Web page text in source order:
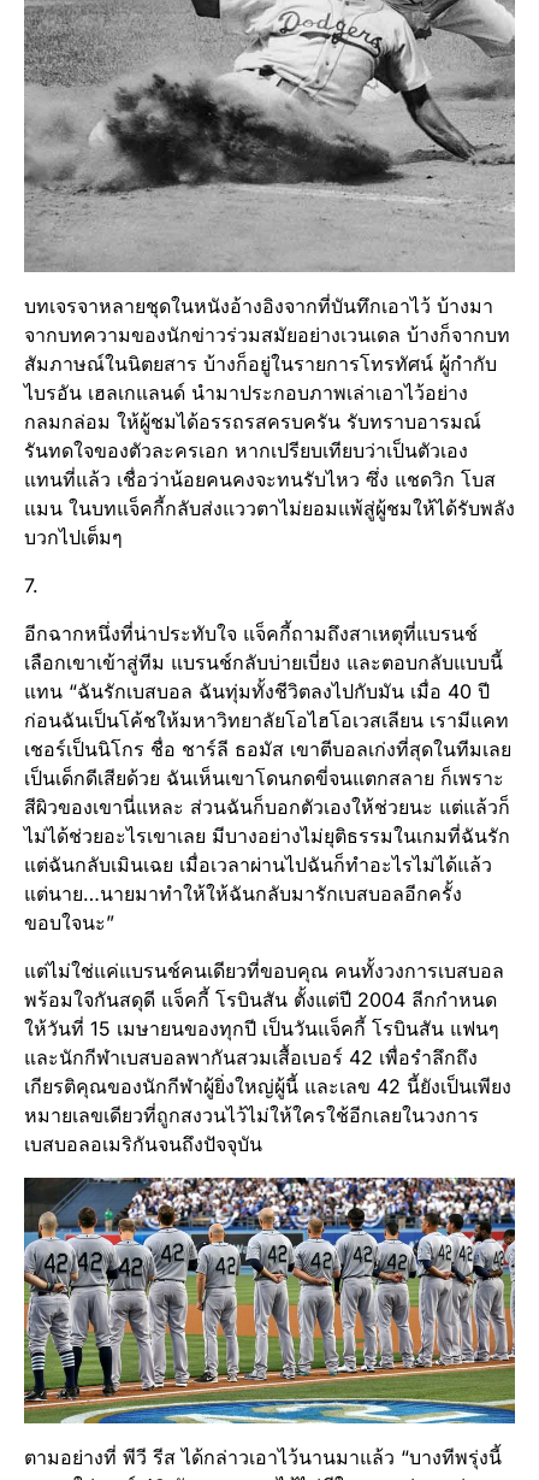
บทเจรจาหลายชุดในหนังอ้างอิงจากที่บันทึกเอาไว้ บ้างมา
จากบทความของนักข่าวร่วมสมัยอย่างเวนเดล บ้างก็จากบท
สัมภาษณ์ในนิตยสาร บ้างก็อยู่ในรายการโทรทัศน์ ผู้กำกับ
ไบรอัน เฮลเกแลนด์ นำมาประกอบภาพเล่าเอาไว้อย่าง
กลมกล่อม ให้ผู้ชมได้อรรถรสครบครัน รับทราบอารมณ์
รันทดใจของตัวละครเอก หากเปรียบเทียบว่าเป็นตัวเอง
แทนที่แล้ว เชื่อว่าน้อยคนคงจะทนรับไหว ซึ่ง แชดวิก โบส
แมน ในบทแจ็คกี้กลับส่งแววตาไม่ยอมแพ้สู่ผู้ชมให้ได้รับพลัง
บวกไปเต็มๆ
7.
อีกฉากหนึ่งที่น่าประทับใจ แจ็คกี้ถามถึงสาเหตุที่แบรนช์
เลือกเขาเข้าสู่ทีม แบรนช์กลับบ่ายเบี่ยง และตอบกลับแบบนี้
แทน “ฉันรักเบสบอล ฉันทุ่มทั้งชีวิตลงไปกับมัน เมื่อ 40 ปี
ก่อนฉันเป็นโค้ชให้มหาวิทยาลัยโอไฮโอเวสเลียน เรามีแคท
เชอร์เป็นนิโกร ชื่อ ชาร์ลี ธอมัส เขาตีบอลเก่งที่สุดในทีมเลย
เป็นเด็กดีเสียด้วย ฉันเห็นเขาโดนกดขี่จนแตกสลาย ก็เพราะ
สีผิวของเขานี่แหละ ส่วนฉันก็บอกตัวเองให้ช่วยนะ แต่แล้วก็
ไม่ได้ช่วยอะไรเขาเลย มีบางอย่างไม่ยุติธรรมในเกมที่ฉันรัก
แต่ฉันกลับเมินเฉย เมื่อเวลาผ่านไปฉันก็ทำอะไรไม่ได้แล้ว
แต่นาย…นายมาทำให้ให้ฉันกลับมารักเบสบอลอีกครั้ง
ขอบใจนะ”
แต่ไม่ใช่แค่แบรนช์คนเดียวที่ขอบคุณ คนทั้งวงการเบสบอล
พร้อมใจกันสดุดี แจ็คกี้ โรบินสัน ตั้งแต่ปี 2004 ลีกกำหนด
ให้วันที่ 15 เมษายนของทุกปี เป็นวันแจ็คกี้ โรบินสัน แฟนๆ
และนักกีฬาเบสบอลพากันสวมเสื้อเบอร์ 42 เพื่อรำลึกถึง
เกียรติคุณของนักกีฬาผู้ยิ่งใหญ่ผู้นี้ และเลข 42 นี้ยังเป็นเพียง
หมายเลขเดียวที่ถูกสงวนไว้ไม่ให้ใครใช้อีกเลยในวงการ
เบสบอลอเมริกันจนถึงปัจจุบัน
ตามอย่างที่ พีวี รีส ได้กล่าวเอาไว้นานมาแล้ว “บางทีพรุ่งนี้